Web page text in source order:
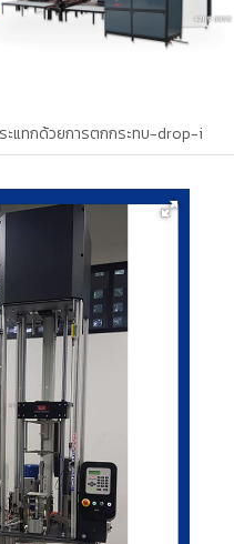
ะแทกด้วยการตกกระทบ-drop-i